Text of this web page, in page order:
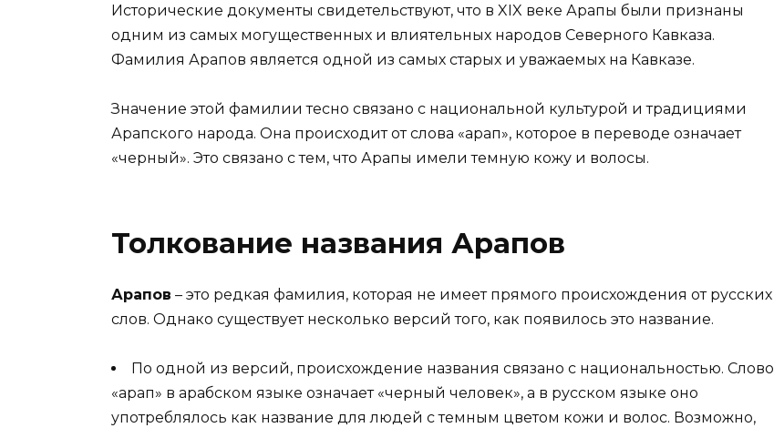
Исторические документы свидетельствуют, что в XIX веке Арапы были признаны
одним из самых могущественных и влиятельных народов Северного Кавказа.
Фамилия Арапов является одной из самых старых и уважаемых на Кавказе.
Значение этой фамилии тесно связано с национальной культурой и традициями
Арапского народа. Она происходит от слова «арап», которое в переводе означает
«черный». Это связано с тем, что Арапы имели темную кожу и волосы.
Толкование названия Арапов
Арапов – это редкая фамилия, которая не имеет прямого происхождения от русских
слов. Однако существует несколько версий того, как появилось это название.
По одной из версий, происхождение названия связано с национальностью. Слово
«арап» в арабском языке означает «черный человек», а в русском языке оно
употреблялось как название для людей с темным цветом кожи и волос. Возможно,